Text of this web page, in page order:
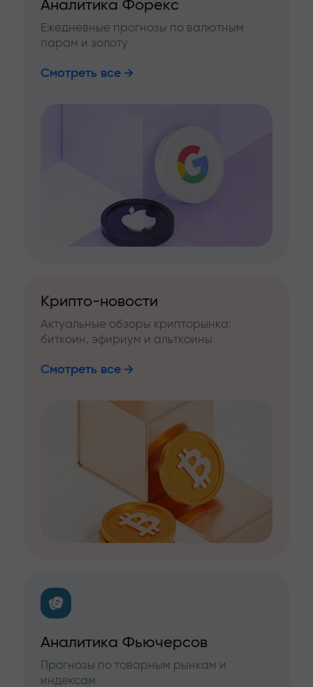
Аналитика Форекс
Ежедневные прогнозы по валютным
парам и золоту
Смотреть все
Крипто-новости
Актуальные обзоры крипторынка:
биткоин, эфириум и альткоины
Смотреть все
Аналитика Фьючерсов
Прогнозы по товарным рынкам и
индексам